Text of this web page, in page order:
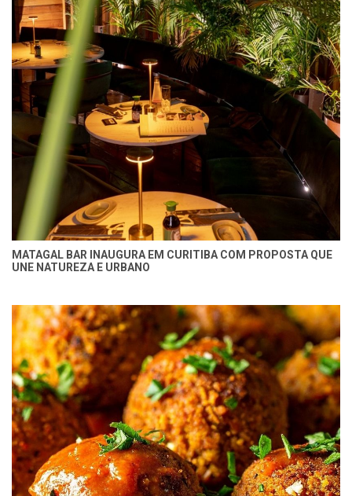
MATAGAL BAR INAUGURA EM CURITIBA COM PROPOSTA QUE
UNE NATUREZA E URBANO